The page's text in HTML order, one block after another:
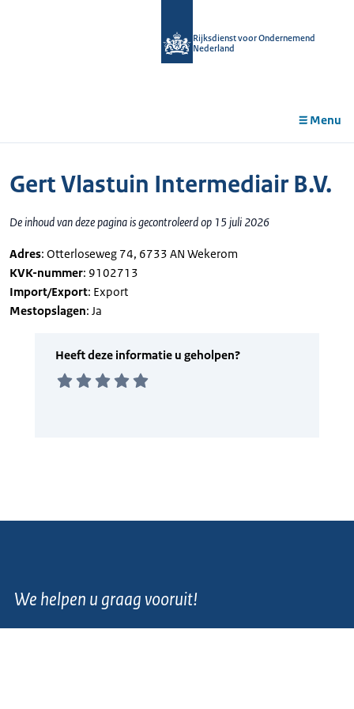
Rijksdienst voor Ondernemend
Nederland
Menu
Gert Vlastuin Intermediair B.V.
De inhoud van deze pagina is gecontroleerd op 15 juli 2026
Adres: Otterloseweg 74, 6733 AN Wekerom
KVK-nummer: 9102713
Import/Export: Export
Mestopslagen: Ja
We helpen u graag vooruit!